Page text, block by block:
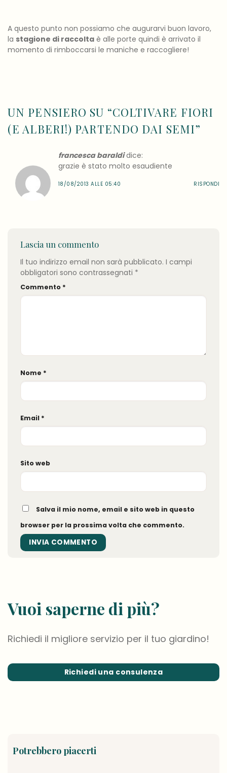
A questo punto non possiamo che augurarvi buon lavoro,
la stagione di raccolta è alle porte quindi è arrivato il
momento di rimboccarsi le maniche e raccogliere!
UN PENSIERO SU “COLTIVARE FIORI
(E ALBERI!) PARTENDO DAI SEMI”
francesca baraldi dice:
grazie è stato molto esaudiente
18/08/2013 ALLE 05:40 RISPONDI
Lascia un commento
Il tuo indirizzo email non sarà pubblicato. I campi
obbligatori sono contrassegnati *
Commento *
Nome *
Email *
Sito web
Salva il mio nome, email e sito web in questo
browser per la prossima volta che commento.
Vuoi saperne di più?
Richiedi il migliore servizio per il tuo giardino!
Richiedi una consulenza
Potrebbero piacerti